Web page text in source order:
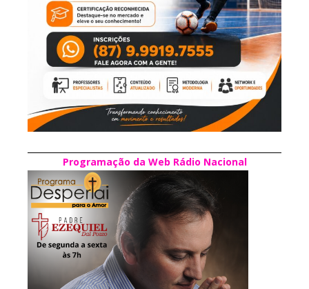
Programação da Web Rádio Nacional